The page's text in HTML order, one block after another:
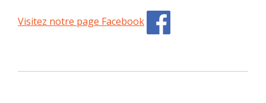
Visitez notre page Facebook